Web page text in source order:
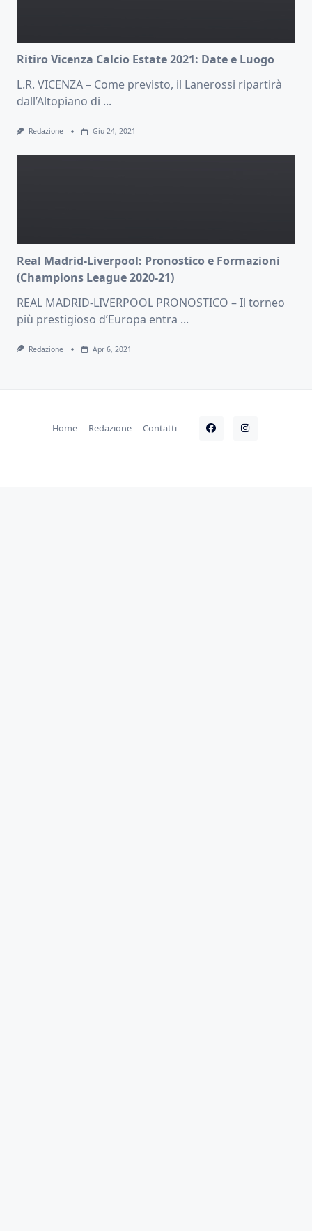
Ritiro Vicenza Calcio Estate 2021: Date e Luogo
L.R. VICENZA – Come previsto, il Lanerossi ripartirà
dall’Altopiano di ...
Redazione Giu 24, 2021
Real Madrid-Liverpool: Pronostico e Formazioni
(Champions League 2020-21)
REAL MADRID-LIVERPOOL PRONOSTICO – Il torneo
più prestigioso d’Europa entra ...
Redazione Apr 6, 2021
Home Redazione Contatti